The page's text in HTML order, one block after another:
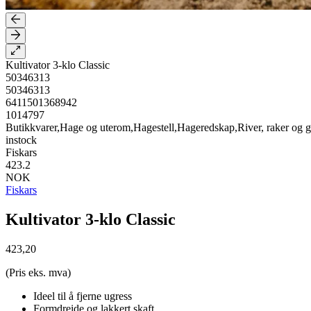
Kultivator 3-klo Classic
50346313
50346313
6411501368942
1014797
Butikkvarer,Hage og uterom,Hagestell,Hageredskap,River, raker og
instock
Fiskars
423.2
NOK
Fiskars
Kultivator 3-klo Classic
423,20
(Pris eks. mva)
Ideel til å fjerne ugress
Formdreide og lakkert skaft